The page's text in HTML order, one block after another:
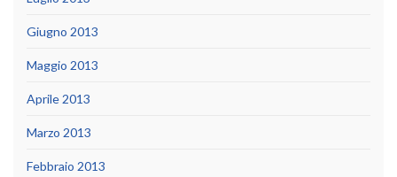
Giugno 2013
Maggio 2013
Aprile 2013
Marzo 2013
Febbraio 2013